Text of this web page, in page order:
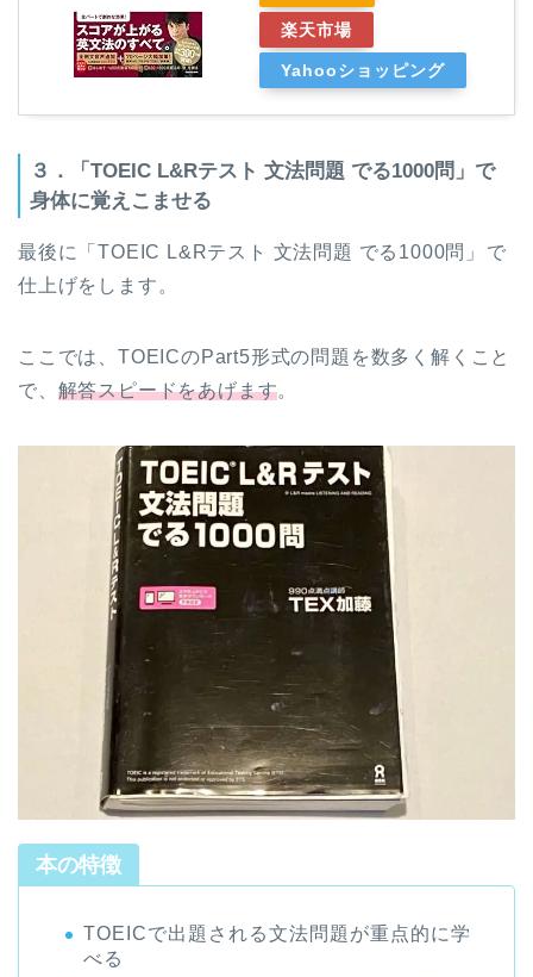
楽天市場
Yahooショッピング
３．「TOEIC L&Rテスト 文法問題 でる1000問」で
身体に覚えこませる
最後に「TOEIC L&Rテスト 文法問題 でる1000問」
で
仕上げをします。
ここでは、TOEICのPart5形式の問題を数多く解くこと
で、 解答スピードをあげます。
本の特徴
TOEICで出題される文法問題が重点的に学
べる